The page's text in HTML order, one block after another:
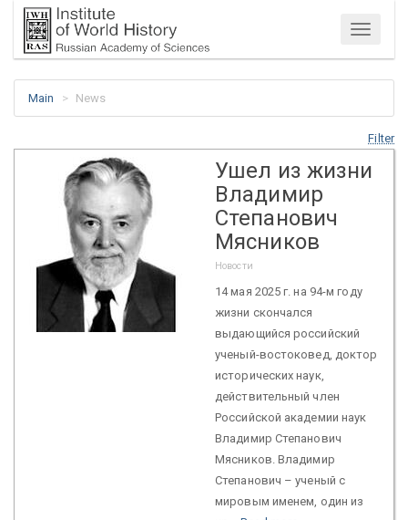
Menu
Main News
Filter
Ушел из жизни
Владимир
Степанович
Мясников
Новости
14 мая 2025 г. на 94-м году
жизни скончался
выдающийся российский
ученый-востоковед, доктор
исторических наук,
действительный член
Российской академии наук
Владимир Степанович
Мясников. Владимир
Степанович – ученый с
мировым именем, один из